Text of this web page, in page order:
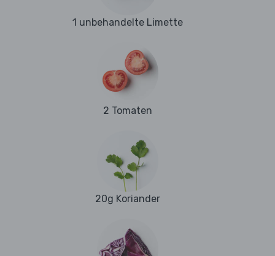
1 unbehandelte Limette
2 Tomaten
20g Koriander